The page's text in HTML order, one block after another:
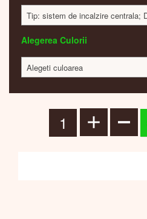
Alegerea Culorii
Alegeti culoarea